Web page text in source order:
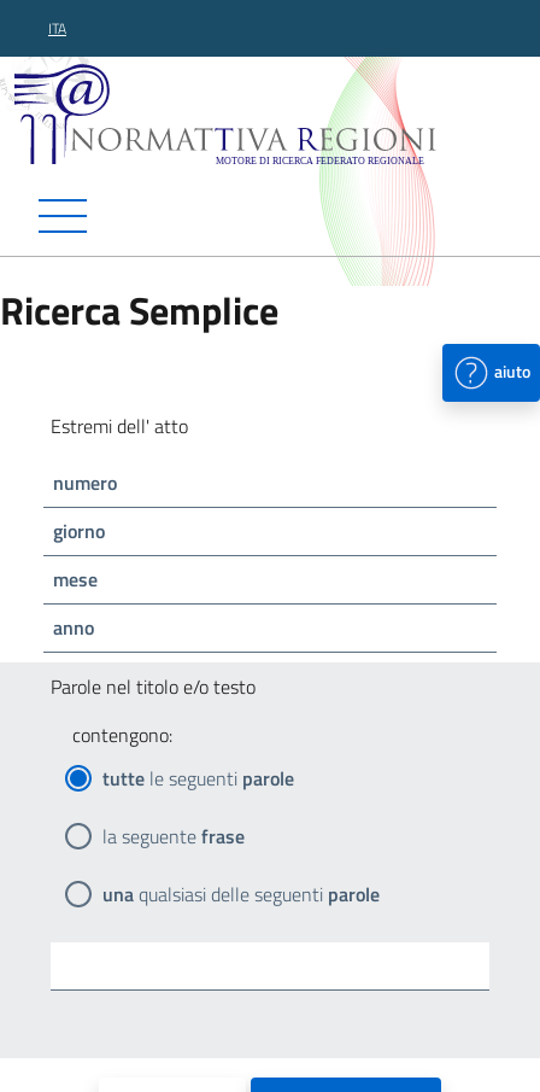
ITA
Normattiva Regioni -
Ricerca Semplice
aiuto
Estremi dell' atto
numero
giorno
mese
anno
Parole nel titolo e/o testo
contengono:
tutte le seguenti parole
la seguentefrase
unaqualsiasi delle seguenti parole